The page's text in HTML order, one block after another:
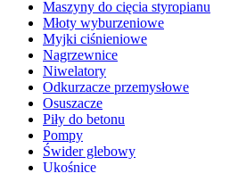
Maszyny do cięcia styropianu
Młoty wyburzeniowe
Myjki ciśnieniowe
Nagrzewnice
Niwelatory
Odkurzacze przemysłowe
Osuszacze
Piły do betonu
Pompy
Świder glebowy
Ukośnice